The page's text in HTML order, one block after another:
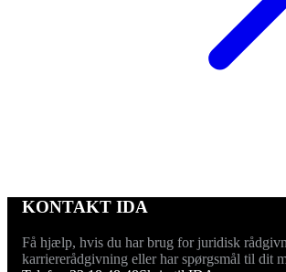
KONTAKT IDA
Få hjælp, hvis du har brug for juridisk
karriererådgivning eller har spørgsmål til dit